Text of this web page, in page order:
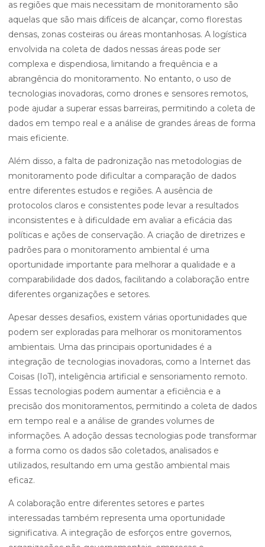
as regiões que mais necessitam de monitoramento são
aquelas que são mais difíceis de alcançar, como florestas
densas, zonas costeiras ou áreas montanhosas. A logística
envolvida na coleta de dados nessas áreas pode ser
complexa e dispendiosa, limitando a frequência e a
abrangência do monitoramento. No entanto, o uso de
tecnologias inovadoras, como drones e sensores remotos,
pode ajudar a superar essas barreiras, permitindo a coleta de
dados em tempo real e a análise de grandes áreas de forma
mais eficiente.
Além disso, a falta de padronização nas metodologias de
monitoramento pode dificultar a comparação de dados
entre diferentes estudos e regiões. A ausência de
protocolos claros e consistentes pode levar a resultados
inconsistentes e à dificuldade em avaliar a eficácia das
políticas e ações de conservação. A criação de diretrizes e
padrões para o monitoramento ambiental é uma
oportunidade importante para melhorar a qualidade e a
comparabilidade dos dados, facilitando a colaboração entre
diferentes organizações e setores.
Apesar desses desafios, existem várias oportunidades que
podem ser exploradas para melhorar os monitoramentos
ambientais. Uma das principais oportunidades é a
integração de tecnologias inovadoras, como a Internet das
Coisas (IoT), inteligência artificial e sensoriamento remoto.
Essas tecnologias podem aumentar a eficiência e a
precisão dos monitoramentos, permitindo a coleta de dados
em tempo real e a análise de grandes volumes de
informações. A adoção dessas tecnologias pode transformar
a forma como os dados são coletados, analisados e
utilizados, resultando em uma gestão ambiental mais
eficaz.
A colaboração entre diferentes setores e partes
interessadas também representa uma oportunidade
significativa. A integração de esforços entre governos,